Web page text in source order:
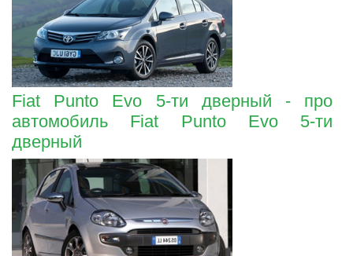
Fiat Punto Evo 5-ти дверный - про
автомобиль Fiat Punto Evo 5-ти
дверный